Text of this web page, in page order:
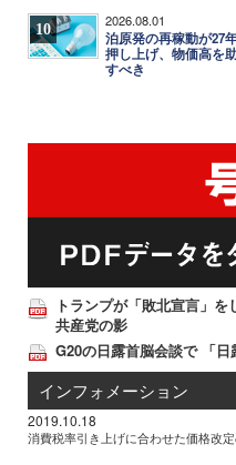
10 2026.08.01
泊原発の再稼動が27
押し上げ、物価高を
すべき
トランプが「敗北宣言」
共産党の影
G20の日露首脳会談で 「
インフォメーション
2019.10.18
消費税率引き上げに合わせた価格改